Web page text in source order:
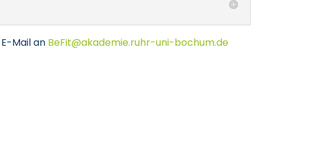
Mail an BeFit@akademie.ruhr-uni-bochum.de